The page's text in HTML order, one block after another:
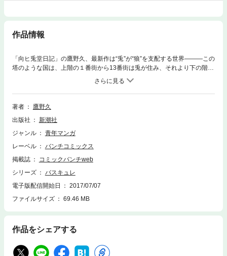
作品情報
「向ヒ兎堂日記」の鷹野久、最新作は“兎”が“狼”を支配する世界———この
塔のような国は、上階の１番街から13番街は兎が住み、それより下の階層
には虐げられた狼が住んでいる。フロアは下へ行くほど治安も暮らしも悪
くなり…そして…!? 圧倒的世界観で描く新感覚ファンタジー、待望の第
１巻！
著者
鷹野久
出版社
新潮社
ジャンル
青年マンガ
レーベル
バンチコミックス
掲載誌
コミックバンチweb
シリーズ
バスキュレ
電子版配信開始日
2017/07/07
ファイルサイズ
69.46 MB
作品をシェアする